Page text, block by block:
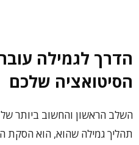
הדרך לגמילה
הסיטואציה שלכם
‏השלב הראשון והחשוב ביותר
תהליך גמילה שהוא, הוא הסקת